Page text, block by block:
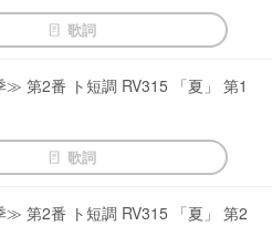
歌詞
第2番 ト短調 RV315 「夏」 第1
歌詞
第2番 ト短調 RV315 「夏」 第2